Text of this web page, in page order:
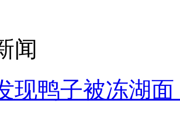
闻
现鸭子被冻湖